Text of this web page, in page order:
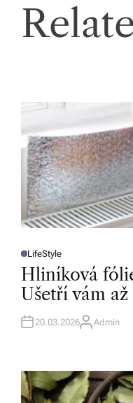
P
O
T
D
N
LifeStyle
Hliníková
Ušetří vám
20.03.2026A
R
Admin